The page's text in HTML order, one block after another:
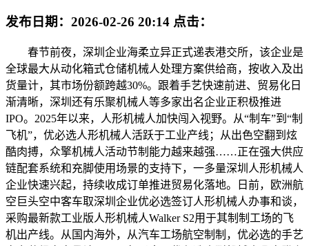
发布日期： 2026-02-26 20:14 点击：
春节前夜，深圳企业海柔立异正式递表港交所，该企业是
全球最大从动化箱式仓储机械人处理方案供给商，按收入及出
货量计，其市场份额跨越30%。跟着手艺快速前进、贸易化日
渐清晰，深圳还有乐聚机械人等多家出名企业正积极推进
IPO。2025年以来，人形机械人加快闯入视野。从“制车”到“制
飞机”，优必选人形机械人活跃于工业产线；从出色空翻到炫
酷肉搏，众擎机械人活动节制能力越来越强……正在强大供应
链配套系统和充脚使用场景的支持下，一多量深圳人形机械人
企业快速兴起，持续收成订单推进贸易化落地。日前，欧洲航
空巨头空中客车取深圳企业优必选签订人形机械人办事和谈，
采购最新款工业版人形机械人Walker S2用于其制制工场的飞
机出产线。从国内海外，从汽车工场航空制制，优必选的手艺